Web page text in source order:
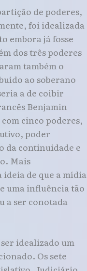
de poderes,
foi idealizada
embora já fosse
dos três poderes
também o
ao soberano
a de coibir
Benjamin
cinco poderes,
poder
da continuidade e
Mais
de que a mídia
uma influência tão
a ser conotada
idealizado um
Os sete